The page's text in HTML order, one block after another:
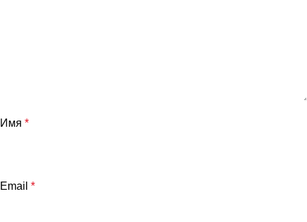
Имя *
Email *